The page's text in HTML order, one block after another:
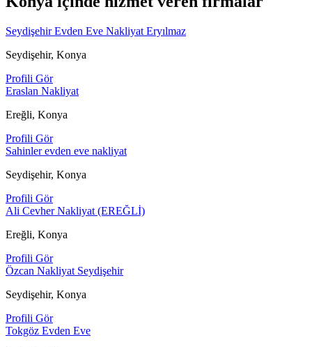
Seydişehir Evden Eve Nakliyat Eryılmaz
Seydişehir, Konya
Profili Gör
Eraslan Nakliyat
Ereğli, Konya
Profili Gör
Sahinler evden eve nakliyat
Seydişehir, Konya
Profili Gör
Ali Cevher Nakliyat (EREĞLİ)
Ereğli, Konya
Profili Gör
Özcan Nakliyat Seydişehir
Seydişehir, Konya
Profili Gör
Tokgöz Evden Eve